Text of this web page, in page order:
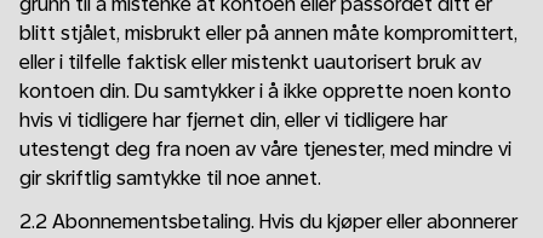
blitt stjålet, misbrukt eller på annen måte kompromittert,
eller i tilfelle faktisk eller mistenkt uautorisert bruk av
kontoen din. Du samtykker i å ikke opprette noen konto
hvis vi tidligere har fjernet din, eller vi tidligere har
utestengt deg fra noen av våre tjenester, med mindre vi
gir skriftlig samtykke til noe annet.
2.2 Abonnementsbetaling. Hvis du kjøper eller abonnerer